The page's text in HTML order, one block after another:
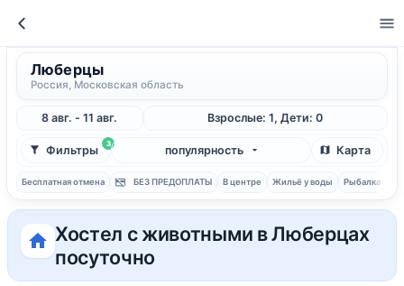
Люберцы
Россия, Московская область
8 авг. - 11 авг. Взрослые: 1, Дети: 0
3
Фильтры популярность Карта
Бесплатная отмена БЕЗ ПРЕДОПЛАТЫ В центре Жильё у воды Рыбалка
Хостел с животными в Люберцах
посуточно